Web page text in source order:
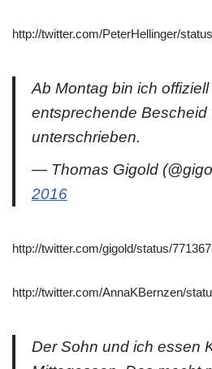
http://twitter.com/PeterHellinger/
Ab Montag bin ich
entsprechende Bescheid
unterschrieben.
— Thomas Gigold
2016
http://twitter.com/gigold/status/
http://twitter.com/AnnaKBernzen/
Der Sohn und ich essen